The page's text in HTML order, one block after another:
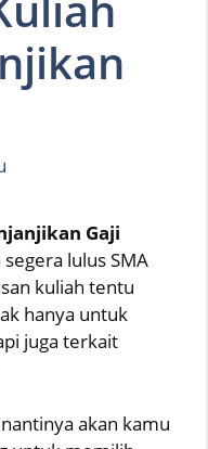
Gaji
lulus SMA
kuliah tentu
hanya untuk
juga terkait
akan kamu